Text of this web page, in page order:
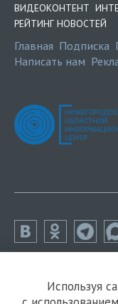
ВИДЕОКОНТЕНТ
РЕЙТИНГ НОВОСТЕЙ
Главная Подписка
Написать нам
Используя